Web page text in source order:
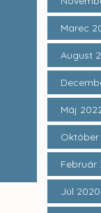
Marec
August
Máj
Október
Február
Júl 2020